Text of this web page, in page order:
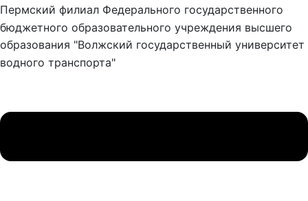
Пермский филиал Федерального государственного
бюджетного образовательного учреждения высшего
образования "Волжский государственный университет
водного транспорта"